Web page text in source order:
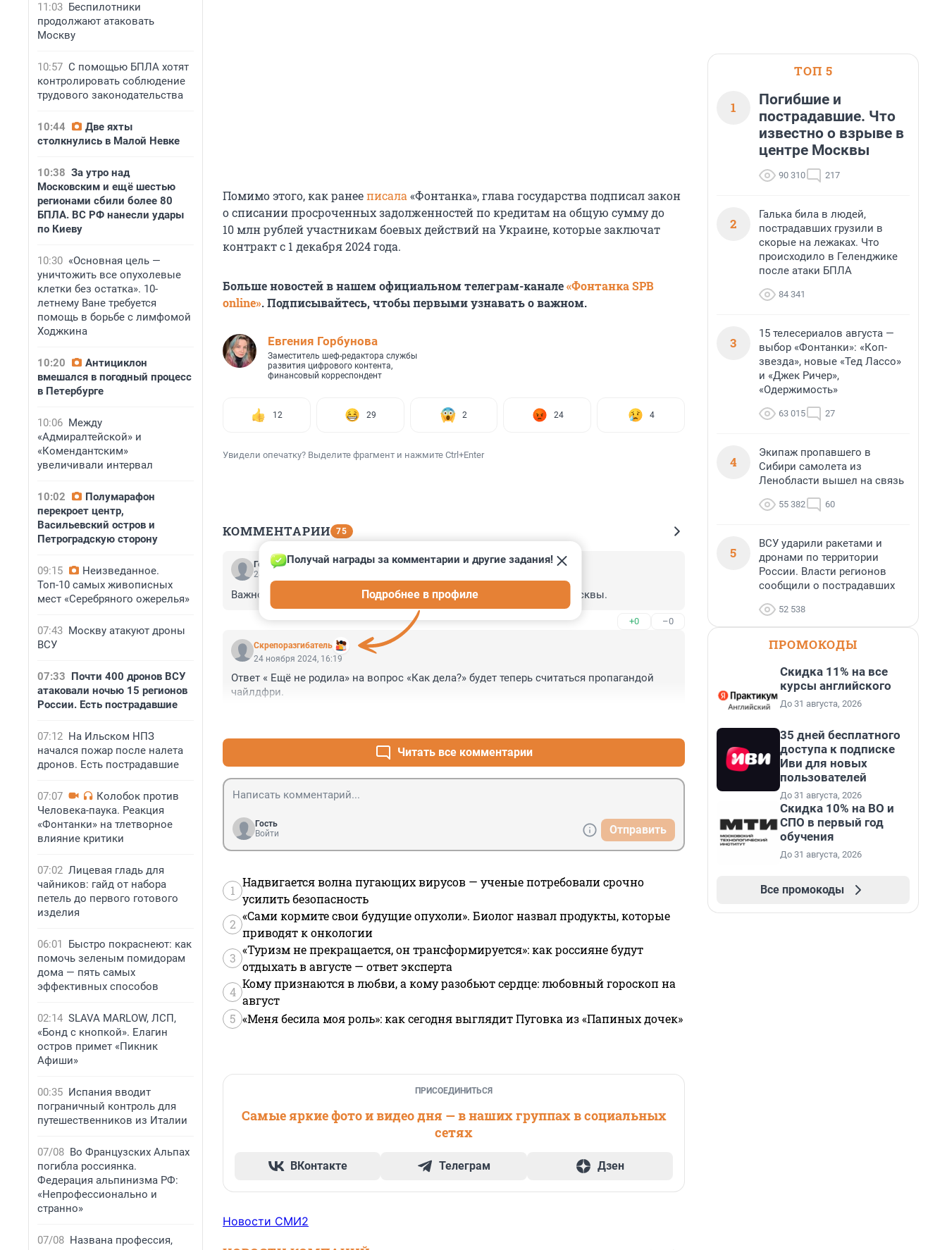
11:03 Беспилотники
продолжают атаковать
Москву
10:57 С помощью БПЛА хотят
контролировать соблюдение
трудового законодательства
10:44
Две яхты
столкнулись в Малой Невке
10:38 За утро над
Московским и ещё шестью
регионами сбили более 80
БПЛА. ВС РФ нанесли удары
по Киеву
10:30 «Основная цель —
уничтожить все опухолевые
клетки без остатка». 10-
летнему Ване требуется
помощь в борьбе с лимфомой
Ходжкина
10:20
Антициклон
вмешался в погодный процесс
в Петербурге
10:06 Между
«Адмиралтейской» и
«Комендантским»
увеличивали интервал
10:02
Полумарафон
перекроет центр,
Васильевский остров и
Петроградскую сторону
09:15
Неизведанное.
Топ-10 самых живописных
мест «Серебряного ожерелья»
07:43 Москву атакуют дроны
ВСУ
07:33 Почти 400 дронов ВСУ
атаковали ночью 15 регионов
России. Есть пострадавшие
07:12 На Ильском НПЗ
начался пожар после налета
дронов. Есть пострадавшие
07:07
Колобок против
Человека-паука. Реакция
«Фонтанки» на тлетворное
влияние критики
07:02 Лицевая гладь для
чайников: гайд от набора
петель до первого готового
изделия
06:01
Быстро покраснеют: как
помочь зеленым помидорам
дома — пять самых
эффективных способов
02:14 SLAVA MARLOW, ЛСП,
«Бонд с кнопкой». Елагин
остров примет «Пикник
Афиши»
00:35 Испания вводит
пограничный контроль для
путешественников из Италии
07/08 Во Французских Альпах
погибла россиянка.
Федерация альпинизма РФ:
«Непрофессионально и
странно»
07/08 Названа профессия,
Помимо этого, как ранееписала «Фонтанка», глава государства подписал закон
о списании просроченных задолженностей по кредитам на общую сумму до
10 млн рублей участникам боевых действий на Украине, которые заключат
контракт с 1 декабря 2024 года.
Больше новостей в нашем официальном телеграм-канале«Фонтанка SPB
online». Подписывайтесь, чтобы первыми узнавать о важном.
Евгения Горбунова
Заместитель шеф-редактора службы
развития цифрового контента,
финансовый корреспондент
12 29 2 24 4
Увидели опечатку? Выделите фрагмент и нажмите Ctrl+Enter
КОММЕНТАРИИ 75
Гость
24 ноября 2024, 20:40
Важно ещё и экспертизу по строительству метро скопировать из Москвы.
+0 –0
Скрепоразгибатель
Получай награды за комментарии и другие задания!
Подробнее в профиле
24 ноября 2024, 16:19
Ответ « Ещё не родила» на вопрос «Как дела?» будет теперь считаться пропагандой
чайлдфри.
Читать все комментарии
Гость
Войти
Отправить
1
Надвигается волна пугающих вирусов — ученые потребовали срочно
усилить безопасность
2
«Сами кормите свои будущие опухоли». Биолог назвал продукты, которые
приводят к онкологии
3
«Туризм не прекращается, он трансформируется»: как россияне будут
отдыхать в августе — ответ эксперта
4
Кому признаются в любви, а кому разобьют сердце: любовный гороскоп на
август
5 «Меня бесила моя роль»: как сегодня выглядит Пуговка из «Папиных дочек»
ПРИСОЕДИНИТЬСЯ
Самые яркие фото и видео дня — в наших группах в социальных
сетях
ВКонтакте Телеграм Дзен
Новости СМИ2
ТОП 5
1
Погибшие и
пострадавшие. Что
известно о взрыве в
центре Москвы
90 310 217
2
Галька била в людей,
пострадавших грузили в
скорые на лежаках. Что
происходило в Геленджике
после атаки БПЛА
84 341
3
15 телесериалов августа —
выбор «Фонтанки»: «Коп-
звезда», новые «Тед Лассо»
и «Джек Ричер»,
«Одержимость»
63 015 27
4
Экипаж пропавшего в
Сибири самолета из
Ленобласти вышел на связь
55 382 60
5
ВСУ ударили ракетами и
дронами по территории
России. Власти регионов
сообщили о пострадавших
52 538
ПРОМОКОДЫ
Скидка 11% на все
курсы английского
До 31 августа, 2026
35 дней бесплатного
доступа к подписке
Иви для новых
пользователей
До 31 августа, 2026
Скидка 10% на ВО и
СПО в первый год
обучения
До 31 августа, 2026
Все промокоды